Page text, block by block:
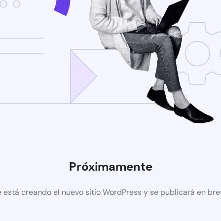
Próximamente
está creando el nuevo sitio WordPress y se publicará en